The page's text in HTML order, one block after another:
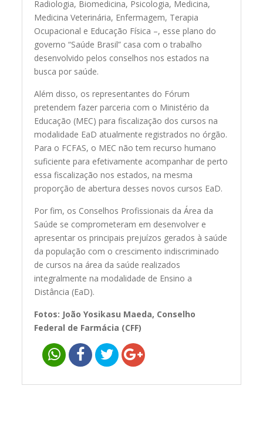
Radiologia, Biomedicina, Psicologia, Medicina,
Medicina Veterinária, Enfermagem, Terapia
Ocupacional e Educação Física –, esse plano do
governo “Saúde Brasil” casa com o trabalho
desenvolvido pelos conselhos nos estados na
busca por saúde.
Além disso, os representantes do Fórum
pretendem fazer parceria com o Ministério da
Educação (MEC) para fiscalização dos cursos na
modalidade EaD atualmente registrados no órgão.
Para o FCFAS, o MEC não tem recurso humano
suficiente para efetivamente acompanhar de perto
essa fiscalização nos estados, na mesma
proporção de abertura desses novos cursos EaD.
Por fim, os Conselhos Profissionais da Área da
Saúde se comprometeram em desenvolver e
apresentar os principais prejuízos gerados à saúde
da população com o crescimento indiscriminado
de cursos na área da saúde realizados
integralmente na modalidade de Ensino a
Distância (EaD).
Fotos: João Yosikasu Maeda, Conselho
Federal de Farmácia (CFF)